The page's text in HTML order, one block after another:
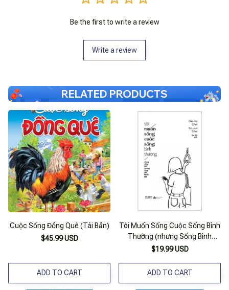
Be the first to write a review
Write a review
RELATED PRODUCTS
Cuộc Sống Đồng Quê (Tái Bản)
$45.99 USD
ADD TO CART
Tôi Muốn Sống Cuộc Sống Bình
Thường (nhưng Sống Bình
Thường Cũng Rất Khốc Liệt) -
$19.99 USD
ADD TO CART